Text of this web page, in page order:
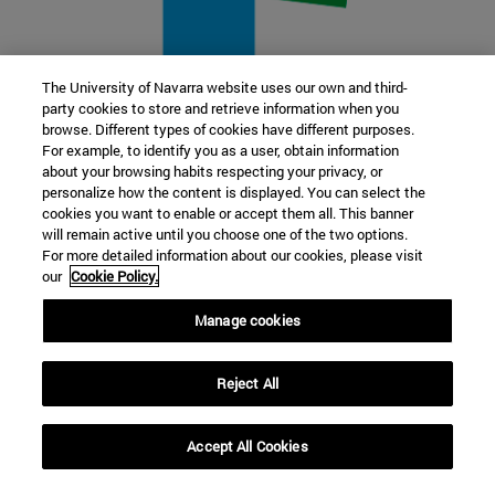
22 SEP
FUNCIÓN Y FICCIÓN. Varios artistas
Más información
The University of Navarra website uses our own and third-
party cookies to store and retrieve information when you
browse. Different types of cookies have different purposes.
For example, to identify you as a user, obtain information
about your browsing habits respecting your privacy, or
personalize how the content is displayed. You can select the
cookies you want to enable or accept them all. This banner
will remain active until you choose one of the two options.
For more detailed information about our cookies, please visit
our Cookie Policy.
Manage cookies
Reject All
Accept All Cookies